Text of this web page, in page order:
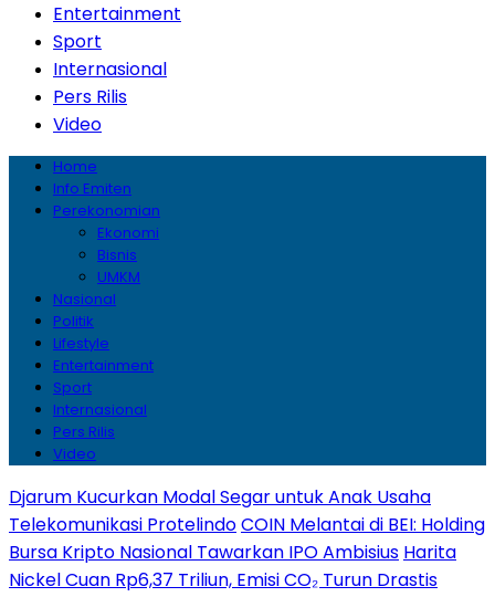
Entertainment
Sport
Internasional
Pers Rilis
Video
Home
Info Emiten
Perekonomian
Ekonomi
Bisnis
UMKM
Nasional
Politik
Lifestyle
Entertainment
Sport
Internasional
Pers Rilis
Video
Djarum Kucurkan Modal Segar untuk Anak Usaha
Telekomunikasi ProtelindoCOIN Melantai di BEI: Holding
Bursa Kripto Nasional Tawarkan IPO Ambisius Harita
Nickel Cuan Rp6,37 Triliun, Emisi CO₂ Turun Drastis